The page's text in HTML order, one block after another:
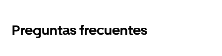
Preguntas frecuentes